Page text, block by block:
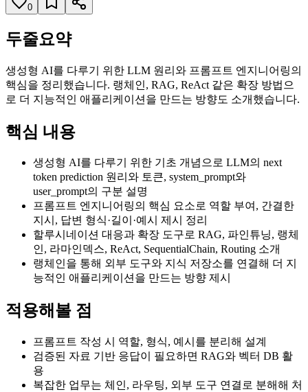
0
두줄요약
생성형 AI를 다루기 위한 LLM 원리와 프롬프트 엔지니어링의
핵심을 정리했습니다. 랭체인, RAG, ReAct 같은 확장 방법으
로 더 지능적인 애플리케이션을 만드는 방향도 소개했습니다.
핵심 내용
생성형 AI를 다루기 위한 기초 개념으로 LLM의 next
token prediction 원리와 토큰, system_prompt와
user_prompt의 구분 설명
프롬프트 엔지니어링의 핵심 요소로 역할 부여, 간결한
지시, 답변 형식·길이·예시 제시 정리
할루시네이션 대응과 확장 도구로 RAG, 파인튜닝, 랭체
인, 라마인덱스, ReAct, SequentialChain, Routing 소개
랭체인을 통해 외부 도구와 지식 저장소를 연결해 더 지
능적인 애플리케이션을 만드는 방향 제시
적용해볼 점
프롬프트 작성 시 역할, 형식, 예시를 분리해 설계
검증된 자료 기반 응답이 필요하면 RAG와 벡터 DB 활
용
복잡한 업무는 체인, 라우팅, 외부 도구 연결로 분해해 처